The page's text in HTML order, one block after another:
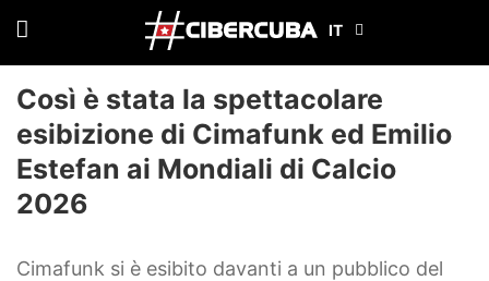
Così è stata la spettacolare
esibizione di Cimafunk ed Emilio
Estefan ai Mondiali di Calcio
2026
Cimafunk si è esibito davanti a un pubblico del